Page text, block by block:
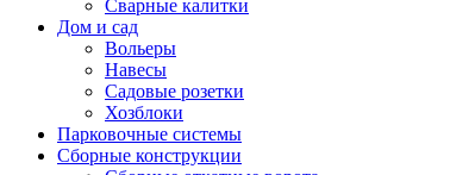
Сварные калитки
Дом и сад
Вольеры
Навесы
Садовые розетки
Хозблоки
Парковочные системы
Сборные конструкции